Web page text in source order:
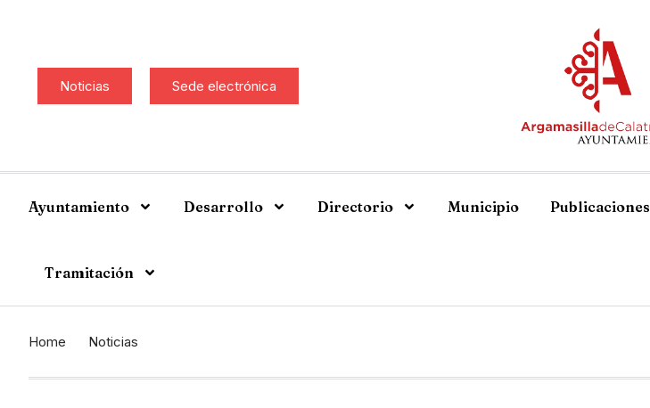
Noticias Sede electrónica
Ayuntamiento Desarrollo Directorio Municipio Publicaciones
Tramitación
Home Noticias